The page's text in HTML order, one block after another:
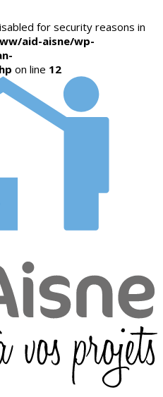
for security reasons in
aid-aisne/wp-
on line 12